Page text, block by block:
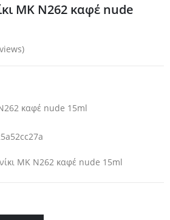
ΜΚ Ν262 καφέ nude
καφέ nude 15ml
ΜΚ Ν262 καφέ nude 15ml